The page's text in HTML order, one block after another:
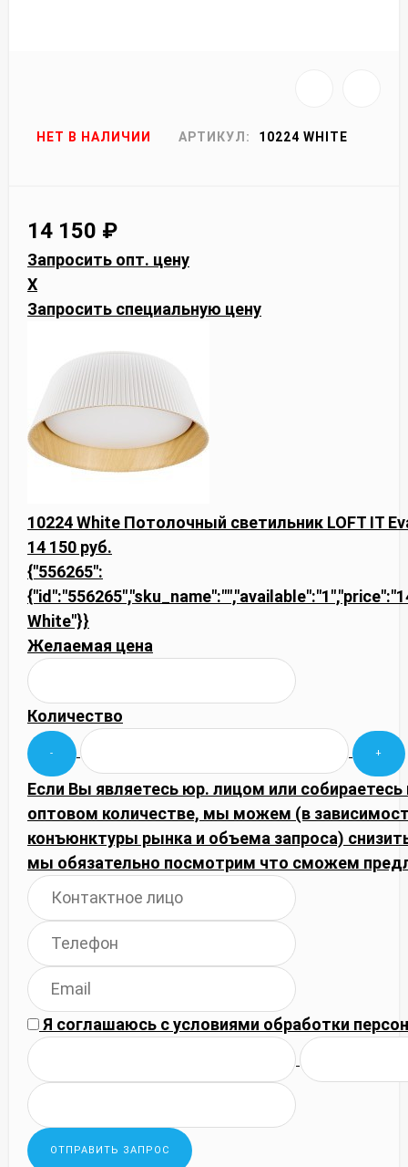
НЕТ В НАЛИЧИИ АРТИКУЛ: 10224 WHITE
14 150 ₽
Запросить опт. цену
X
Запросить специальную цену
10224 White Потолочный светильник LOFT IT
14 150 руб.
{"556265":
White"}}
Желаемая цена
Количество
Если Вы являетесь юр. лицом или собираетесь
оптовом количестве, мы можем (в
конъюнктуры рынка и объема запроса)
мы обязательно посмотрим что сможем
Я соглашаюсь сусловиями обработки